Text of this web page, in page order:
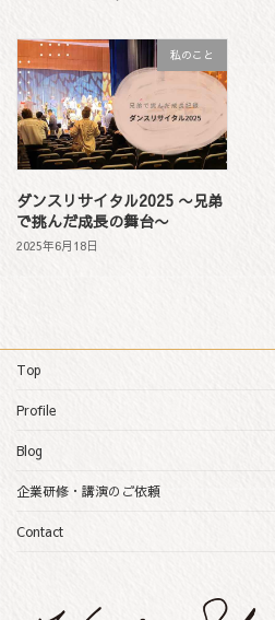
私のこと
ダンスリサイタル2025 〜兄弟
で挑んだ成長の舞台〜
2025年6月18日
Top
Profile
Blog
企業研修・講演のご依頼
Contact